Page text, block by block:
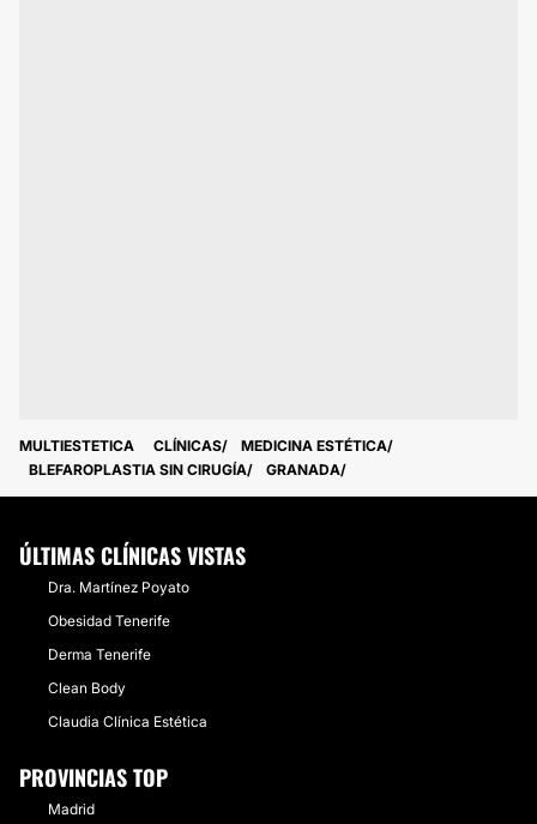
MULTIESTETICA CLÍNICAS
MEDICINA ESTÉTICA
BLEFAROPLASTIA SIN CIRUGÍA
GRANADA
ÚLTIMAS CLÍNICAS VISTAS
Dra. Martínez Poyato
Obesidad Tenerife
Derma Tenerife
Clean Body
Claudia Clínica Estética
PROVINCIAS TOP
Madrid